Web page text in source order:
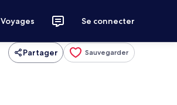
Voyages Se connecter
Partager Sauvegarder